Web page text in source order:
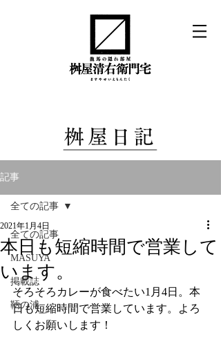
記事
全ての記事
MASUYA
掲載誌
鞆の浦
全ての記事
本日も短縮時間で営業して
います。
2021年1月4日
そろそろカレーが食べたい1月4日。本
日も短縮時間で営業しています。よろ
しくお願いします！